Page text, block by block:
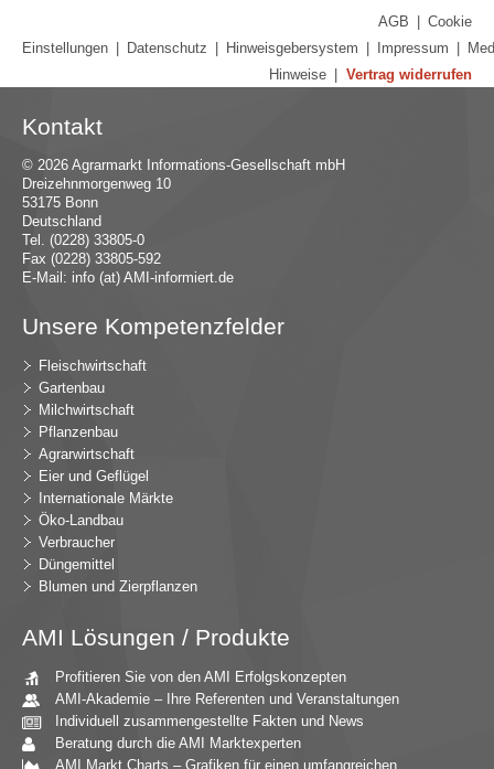
AGB
Cookie
Einstellungen
Datenschutz Hinweisgebersystem Impressum
Hinweise
Vertrag widerrufen
Kontakt
© 2026 Agrarmarkt Informations-Gesellschaft mbH
Dreizehnmorgenweg 10
53175 Bonn
Deutschland
Tel. (0228) 33805-0
Fax (0228) 33805-592
E-Mail: info (at) AMI-informiert.de
Unsere Kompetenzfelder
Fleischwirtschaft
Gartenbau
Milchwirtschaft
Pflanzenbau
Agrarwirtschaft
Eier und Geflügel
Internationale Märkte
Öko-Landbau
Verbraucher
Düngemittel
Blumen und Zierpflanzen
AMI Lösungen / Produkte
Profitieren Sie von den AMI Erfolgskonzepten
AMI-Akademie – Ihre Referenten und Veranstaltungen
Individuell zusammengestellte Fakten und News
Beratung durch die AMI Marktexperten
AMI Markt Charts – Grafiken für einen umfangreichen